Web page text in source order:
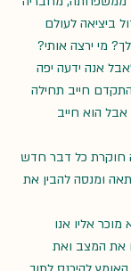
ביציאה לעולם
מי ירצה אותי?
אנה ידעה יפה
חייב תחילה
אבל הוא חייב
חוקרת כל דבר חדש
ומנסה להבין את
אליו אנו
את המצב ואת